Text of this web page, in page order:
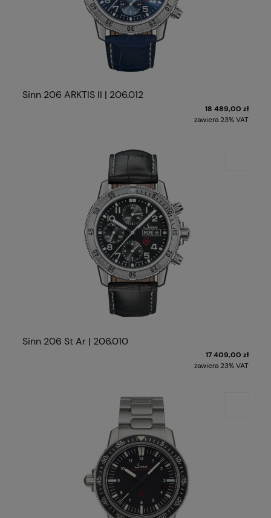
Sinn 206 ARKTIS II | 206.012
18 489,00 zł
zawiera 23% VAT
Sinn 206 St Ar | 206.010
17 409,00 zł
zawiera 23% VAT